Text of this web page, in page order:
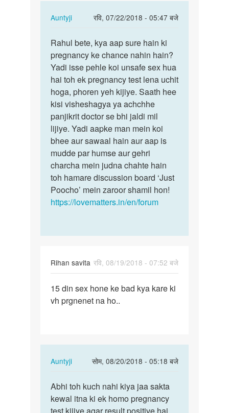
Auntyji
रवि, 07/22/2018 - 05:47 बजे
In
to
Meri.garlfarend.ko.5den…
by
Rahul.bariya
Rahul
bete,
kya
aap
sure…
Rahul bete, kya aap sure hain ki
pregnancy ke chance nahin hain?
Yadi isse pehle koi unsafe sex hua
hai toh ek pregnancy test lena uchit
hoga, phoren yeh kijiye. Saath hee
kisi visheshagya ya achchhe
panjikrit doctor se bhi jaldi mil
lijiye. Yadi aapke man mein koi
bhee aur sawaal hain aur aap is
mudde par humse aur gehri
charcha mein judna chahte hain
toh hamare discussion board ‘Just
Poocho’ mein zaroor shamil hon!
https://lovematters.in/en/forum
Rihan savita रवि, 08/19/2018 - 07:52 बजे
15
din
kya…
15 din sex hone ke bad kya kare ki
vh prgnenet na ho..
Auntyji
सोम, 08/20/2018 - 05:18 बजे
In
to
15
din
Abhi
toh
kuch
Abhi toh kuch nahi kiya jaa sakta
kewal itna ki ek homo pregnancy